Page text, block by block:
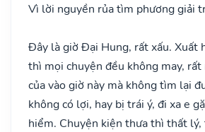
Vì lời nguyền rủa tìm phương giải
Đây là giờ Đại Hung, rất xấu. Xuất
thì mọi chuyện đều không may,
của vào giờ này mà không tìm lại
không có lợi, hay bị trái ý, đi xa e
hiểm. Chuyện kiện thưa thì thất lý,